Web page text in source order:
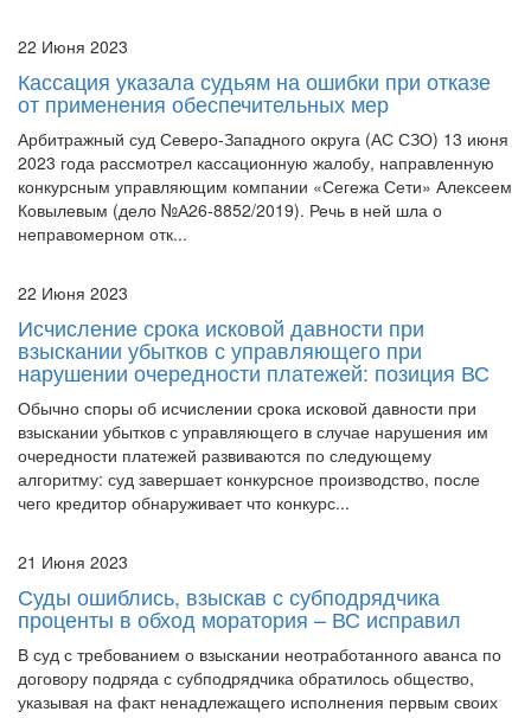
22 Июня 2023
Кассация указала судьям на ошибки при отказе
от применения обеспечительных мер
Арбитражный суд Северо-Западного округа (АС СЗО) 13 июня
2023 года рассмотрел кассационную жалобу, направленную
конкурсным управляющим компании «Сегежа Сети» Алексеем
Ковылевым (дело №А26-8852/2019). Речь в ней шла о
неправомерном отк...
22 Июня 2023
Исчисление срока исковой давности при
взыскании убытков с управляющего при
нарушении очередности платежей: позиция ВС
Обычно споры об исчислении срока исковой давности при
взыскании убытков с управляющего в случае нарушения им
очередности платежей развиваются по следующему
алгоритму: суд завершает конкурсное производство, после
чего кредитор обнаруживает что конкурс...
21 Июня 2023
Суды ошиблись, взыскав с субподрядчика
проценты в обход моратория – ВС исправил
В суд с требованием о взыскании неотработанного аванса по
договору подряда с субподрядчика обратилось общество,
указывая на факт ненадлежащего исполнения первым своих